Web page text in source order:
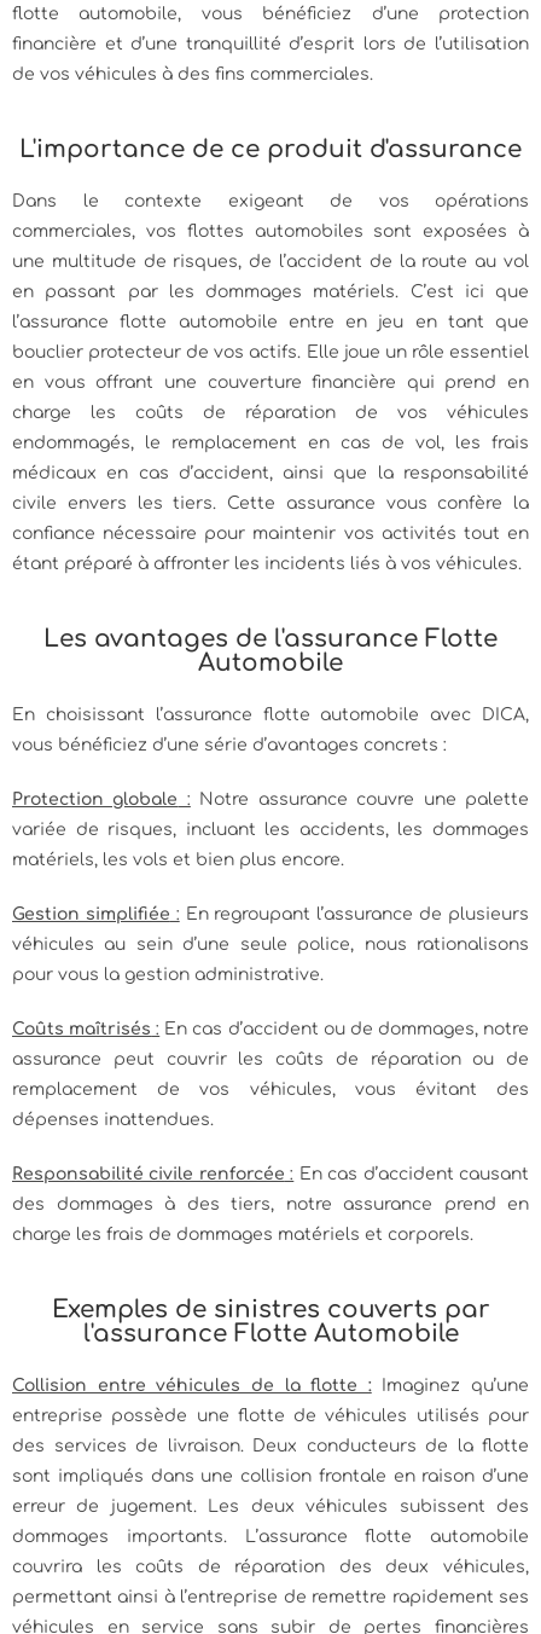
flotte automobile, vous bénéficiez d’une protection
financière et d’une tranquillité d’esprit lors de l’utilisation
de vos véhicules à des fins commerciales.
L'importance de ce produit d'assurance
Dans le contexte exigeant de vos opérations
commerciales, vos flottes automobiles sont exposées à
une multitude de risques, de l’accident de la route au vol
en passant par les dommages matériels. C’est ici que
l’assurance flotte automobile entre en jeu en tant que
bouclier protecteur de vos actifs. Elle joue un rôle essentiel
en vous offrant une couverture financière qui prend en
charge les coûts de réparation de vos véhicules
endommagés, le remplacement en cas de vol, les frais
médicaux en cas d’accident, ainsi que la responsabilité
civile envers les tiers. Cette assurance vous confère la
confiance nécessaire pour maintenir vos activités tout en
étant préparé à affronter les incidents liés à vos véhicules.
Les avantages de l'assurance Flotte
Automobile
En choisissant l’assurance flotte automobile avec DICA,
vous bénéficiez d’une série d’avantages concrets :
Protection globale : Notre assurance couvre une palette
variée de risques, incluant les accidents, les dommages
matériels, les vols et bien plus encore.
Gestion simplifiée : En regroupant l’assurance de plusieurs
véhicules au sein d’une seule police, nous rationalisons
pour vous la gestion administrative.
Coûts maîtrisés : En cas d’accident ou de dommages, notre
assurance peut couvrir les coûts de réparation ou de
remplacement de vos véhicules, vous évitant des
dépenses inattendues.
Responsabilité civile renforcée : En cas d’accident causant
des dommages à des tiers, notre assurance prend en
charge les frais de dommages matériels et corporels.
Exemples de sinistres couverts par
l'assurance Flotte Automobile
Collision entre véhicules de la flotte : Imaginez qu’une
entreprise possède une flotte de véhicules utilisés pour
des services de livraison. Deux conducteurs de la flotte
sont impliqués dans une collision frontale en raison d’une
erreur de jugement. Les deux véhicules subissent des
dommages importants. L’assurance flotte automobile
couvrira les coûts de réparation des deux véhicules,
permettant ainsi à l’entreprise de remettre rapidement ses
véhicules en service sans subir de pertes financières